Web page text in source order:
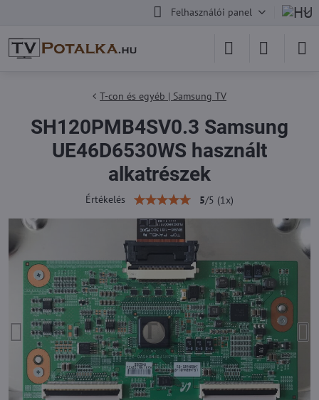
Felhasználói panel
T-con és egyéb | Samsung TV
SH120PMB4SV0.3 Samsung
UE46D6530WS használt
alkatrészek
Értékelés 5/5 (1 x)